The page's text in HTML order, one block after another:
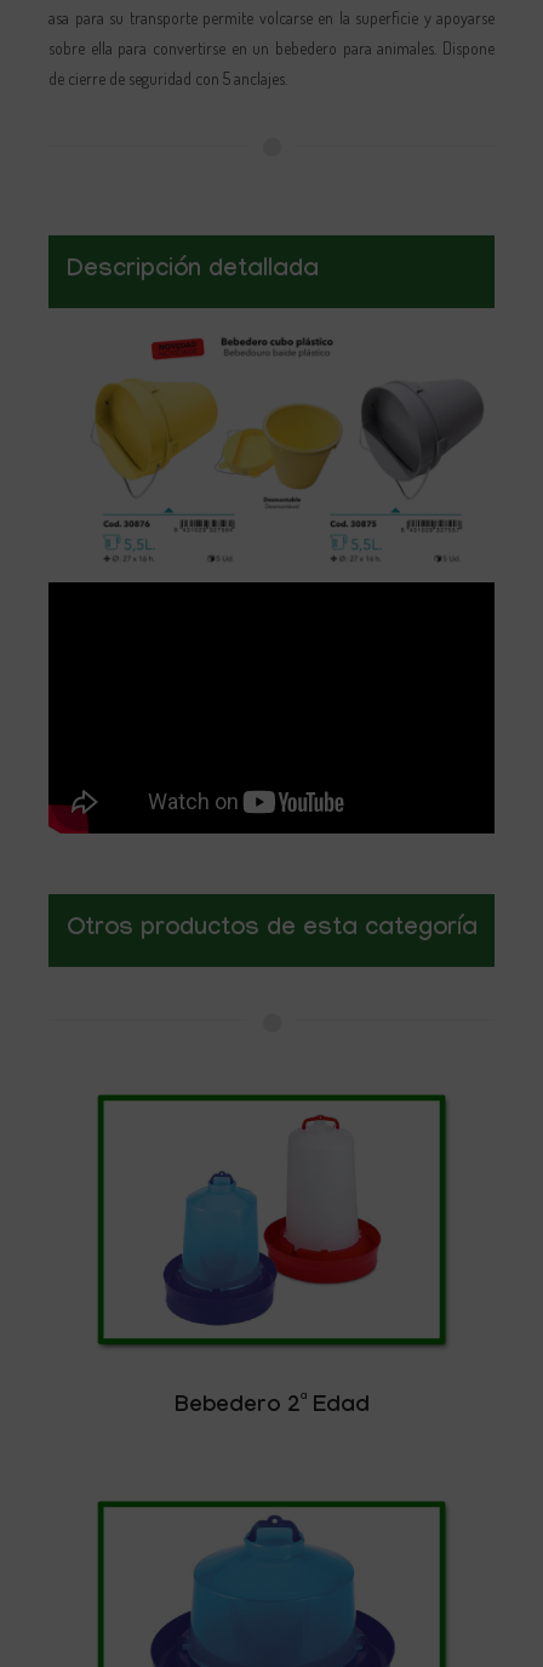
asa para su transporte permite volcarse en la superficie y apoyarse
sobre ella para convertirse en un bebedero para animales. Dispone
Descripción detallada
Otros productos de esta categoría
Bebedero 2ª Edad